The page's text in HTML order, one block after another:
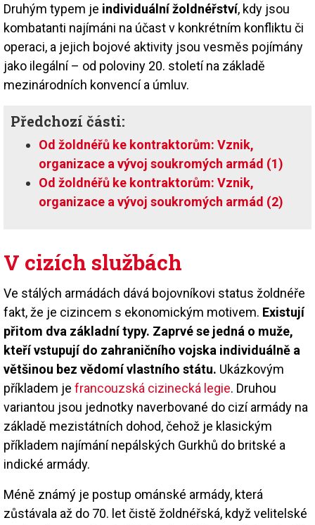
Druhým typem je individuální žoldnéřství, kdy jsou
kombatanti najímáni na účast v konkrétním konfliktu či
operaci, a jejich bojové aktivity jsou vesměs pojímány
jako ilegální – od poloviny 20. století na základě
mezinárodních konvencí a úmluv.
Předchozí části:
Od žoldnéřů ke kontraktorům: Vznik,
organizace a vývoj soukromých armád (1)
Od žoldnéřů ke kontraktorům: Vznik,
organizace a vývoj soukromých armád (2)
V cizích službách
Ve stálých armádách dává bojovníkovi status žoldnéře
fakt, že je cizincem s ekonomickým motivem. Existují
přitom dva základní typy. Zaprvé se jedná o muže,
kteří vstupují do zahraničního vojska individuálně a
většinou bez vědomí vlastního státu. Ukázkovým
příkladem je francouzská cizinecká legie. Druhou
variantou jsou jednotky naverbované do cizí armády na
základě mezistátních dohod, čehož je klasickým
příkladem najímání nepálských Gurkhů do britské a
indické armády.
Méně známý je postup ománské armády, která
zůstávala až do 70. let čistě žoldnéřská, když velitelské